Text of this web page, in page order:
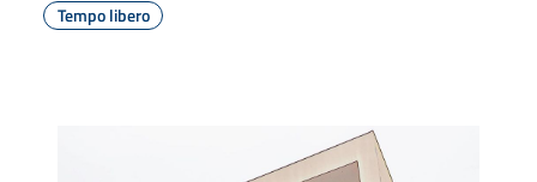
Tempo libero